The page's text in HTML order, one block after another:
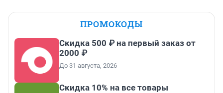
ПРОМОКОДЫ
Скидка 500 ₽ на первый заказ от
2000 ₽
До 31 августа, 2026
Скидка 10% на все товары